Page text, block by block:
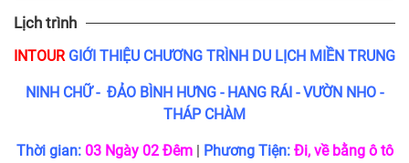
Lịch trình
INTOUR GIỚI THIỆU CHƯƠNG TRÌNH DU LỊCH MIỀN TRUNG
NINH CHỮ - ĐẢO BÌNH HƯNG - HANG RÁI - VƯỜN NHO -
THÁP CHÀM
Thời gian: 03 Ngày 02 Đêm Phương Tiện: Đi, về bằng ô tô